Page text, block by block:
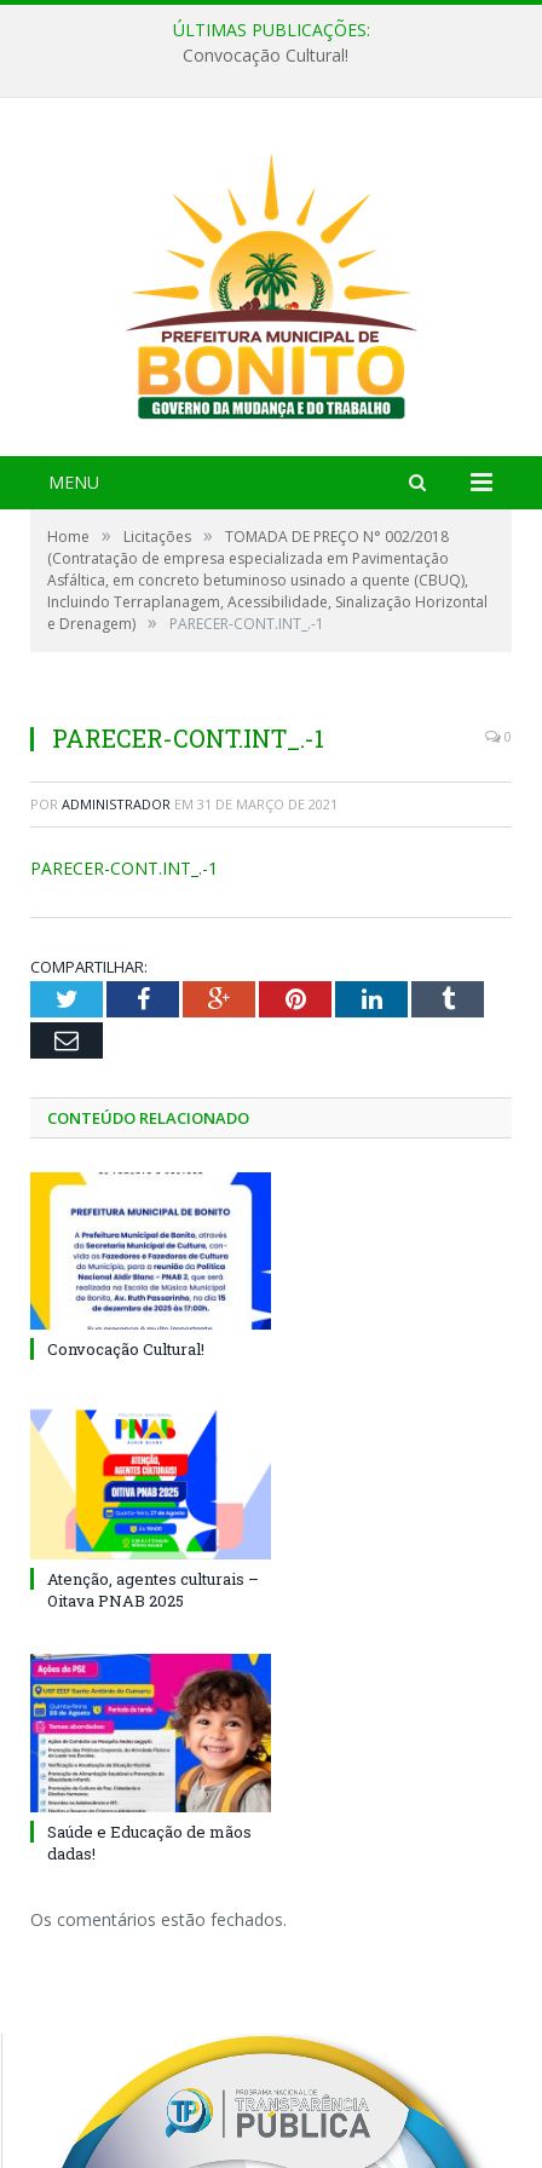
ÚLTIMAS PUBLICAÇÕES:
Convocação Cultural!
MENU
Home » Licitações »
TOMADA DE PREÇO N° 002/2018
(Contratação de empresa especializada em Pavimentação
Asfáltica, em concreto betuminoso usinado a quente (CBUQ),
Incluindo Terraplanagem, Acessibilidade, Sinalização Horizontal
e Drenagem) » PARECER-CONT.INT_.-1
PARECER-CONT.INT_.-1 0
POR ADMINISTRADOR EM 31 DE MARÇO DE 2021
PARECER-CONT.INT_.-1
COMPARTILHAR:
TwitterFacebookGoogle+PinterestLinkedInTumblr
Email
CONTEÚDO RELACIONADO
Convocação Cultural!
Atenção, agentes culturais –
Oitava PNAB 2025
Saúde e Educação de mãos
dadas!
Os comentários estão fechados.